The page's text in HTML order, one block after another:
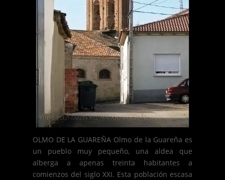
OLMO DE LA GUAREÑA Olmo de la Guareña es
un pueblo muy pequeño, una aldea que
alberga a apenas treinta habitantes a
comienzos del siglo XXI. Esta población escasa